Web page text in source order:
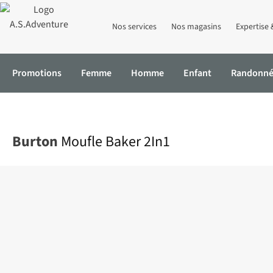
Nos services Nos magasins Expertise
Promotions Femme Homme Enfant
Burton Moufle Baker 2In1